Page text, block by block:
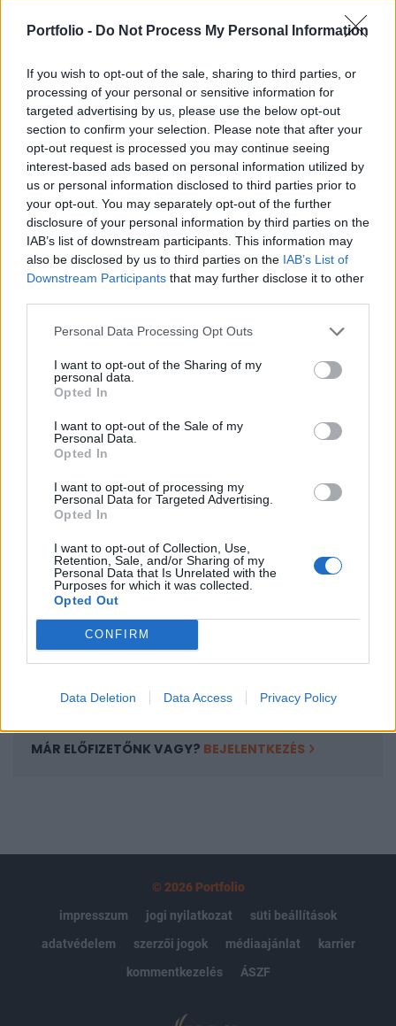
Portfolio - Do Not Process My Personal Information
If you wish to opt-out of the sale, sharing to third parties, or
processing of your personal or sensitive information for
targeted advertising by us, please use the below opt-out
section to confirm your selection. Please note that after your
opt-out request is processed you may continue seeing
interest-based ads based on personal information utilized by
us or personal information disclosed to third parties prior to
your opt-out. You may separately opt-out of the further
disclosure of your personal information by third parties on the
IAB’s list of downstream participants. This information may
also be disclosed by us to third parties on the IAB’s List of
Downstream Participants that may further disclose it to other
Personal Data Processing Opt Outs
I want to opt-out of the Sharing of my
personal data.
Opted In
I want to opt-out of the Sale of my
Personal Data.
Opted In
I want to opt-out of processing my
Personal Data for Targeted Advertising.
Opted In
I want to opt-out of Collection, Use,
Retention, Sale, and/or Sharing of my
Personal Data that Is Unrelated with the
Purposes for which it was collected.
Opted Out
CONFIRM
Data Deletion Data Access Privacy Policy
2016. november 16. 14:30
Donald Trump nem hozott szerencsét a forint
számára, megválasztása óta szinte töretlenül
gyengül nemzeti valutánk. A sokakat érdeklő
kérdés, hogy mely technikai szintek fordíthatják
meg a forint árfolyamot. Hol lehet vége a forint
gyengülésének? Videónkból megtudod a
részleteket.
AlfaTrader, a megbízható forex partner No dealing desk
Magyar ügyfélszolgálat Angol befektető-védelmi alap
védelme AlfaTrader demószámla letöltése A jelen írás nem
minősül befektetési tanácsadásnak vagy befektetési
KEDVES OLVASÓNK!
A keresett cikk a portfolio.hu hírarchívumához
tartozik, melynek olvasása előfizetéses
regisztrációhoz kötött.
Az előfizetés a következőket tartalmazza:
Portfolio.hu teljes cikkarchívum
Kötéslisták: BÉT elmúlt 2 év napon belüli
kötéslistái
MÁR ELŐFIZETŐNK VAGY? BEJELENTKEZÉS
© 2026 Portfolio
impresszum
jogi nyilatkozat
süti beállítások
adatvédelem
szerzői jogok médiaajánlat
karrier
kommentkezelés
ÁSZF